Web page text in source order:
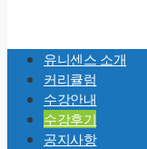
Menu유니센스 소개
커리큘럼
수강안내
수강후기
공지사항